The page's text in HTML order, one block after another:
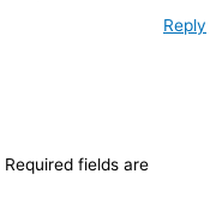
Reply
Required fields are